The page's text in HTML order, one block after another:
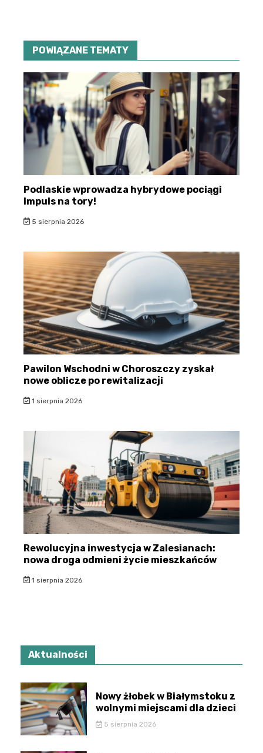
POWIĄZANE TEMATY
Podlaskie wprowadza hybrydowe pociągi
Impuls na tory!
5 sierpnia 2026
Pawilon Wschodni w Choroszczy zyskał
nowe oblicze po rewitalizacji
1 sierpnia 2026
Rewolucyjna inwestycja w Zalesianach:
nowa droga odmieni życie mieszkańców
1 sierpnia 2026
Aktualności
Nowy żłobek w Białymstoku z
wolnymi miejscami dla dzieci
5 sierpnia 2026